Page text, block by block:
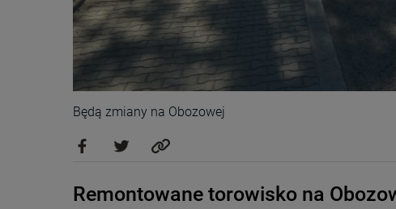
Będą zmiany na Obozowej
Remontowane torowisko na